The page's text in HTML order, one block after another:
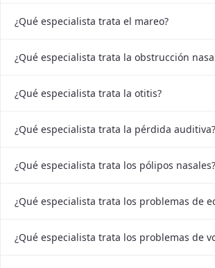
¿Qué especialista trata el mareo?
¿Qué especialista trata la obstrucción
¿Qué especialista trata la otitis?
¿Qué especialista trata la pérdida auditiva?
¿Qué especialista trata los pólipos nasales?
¿Qué especialista trata los problemas de
¿Qué especialista trata los problemas de